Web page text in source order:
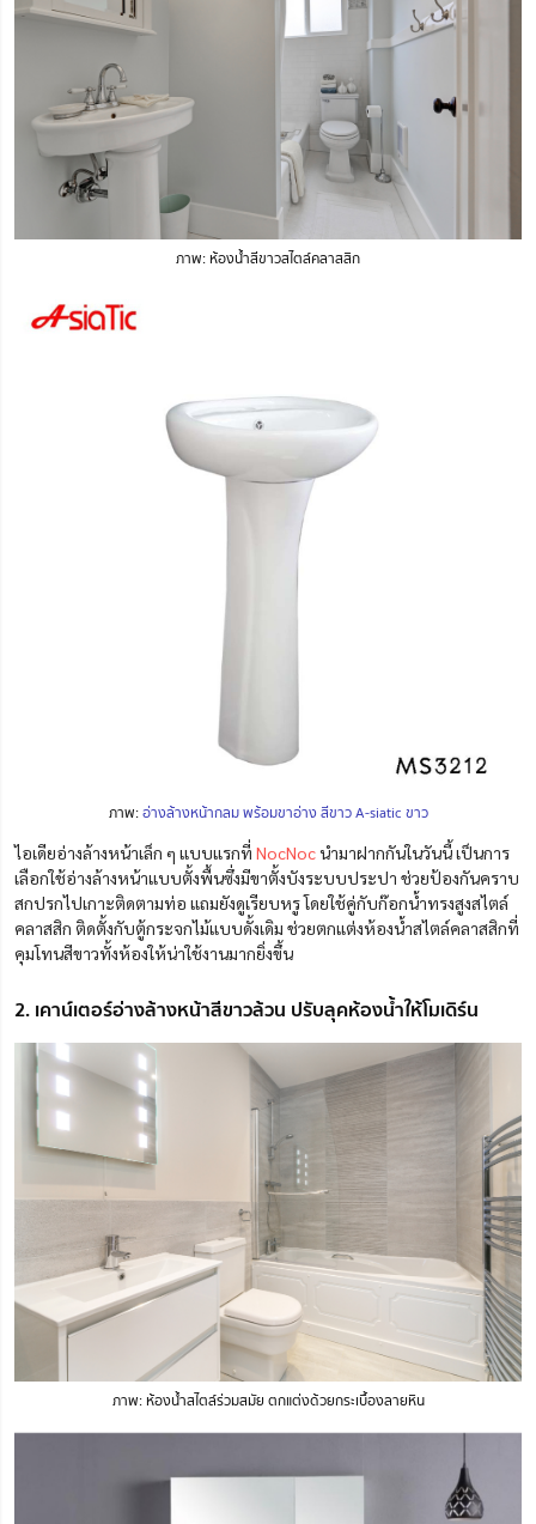
ภาพ: ห้องน้ำสีขาวสไตล์คลาสสิก
ภาพ:อ่างล้างหน้ากลม พร้อมขาอ่าง สีขาว A-siatic ขาว
ไอเดียอ่างล้างหน้าเล็ก ๆ แบบแรกที่ NocNocนำมาฝากกันในวันนี้ เป็นการ
เลือกใช้อ่างล้างหน้าแบบตั้งพื้นซึ่งมีขาตั้งบังระบบประปา ช่วยป้องกันคราบ
สกปรกไปเกาะติดตามท่อ แถมยังดูเรียบหรู โดยใช้คู่กับก๊อกน้ำทรงสูงสไตล์
คลาสสิก ติดตั้งกับตู้กระจกไม้แบบดั้งเดิม ช่วยตกแต่งห้องน้ำสไตล์คลาสสิกที่
คุมโทนสีขาวทั้งห้องให้น่าใช้งานมากยิ่งขึ้น
2. เคาน์เตอร์อ่างล้างหน้าสีขาวล้วน ปรับลุคห้องน้ำให้โมเดิร์น
ภาพ: ห้องน้ำสไตล์ร่วมสมัย ตกแต่งด้วยกระเบื้องลายหิน